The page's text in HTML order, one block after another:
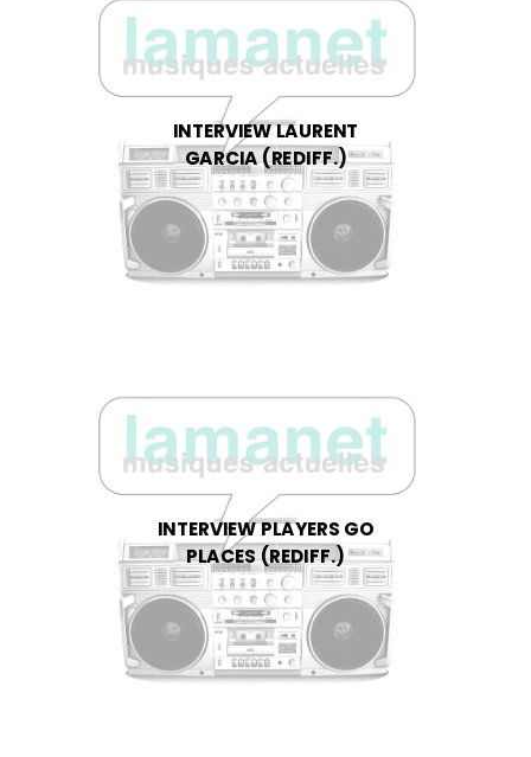
INTERVIEW LAURENT
GARCIA (REDIFF.)
INTERVIEW PLAYERS GO
PLACES (REDIFF.)